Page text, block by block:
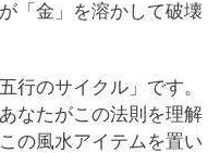
「金」を溶かして破壊
行のサイクル」です。
なたがこの法則を理解
の風水アイテムを置い